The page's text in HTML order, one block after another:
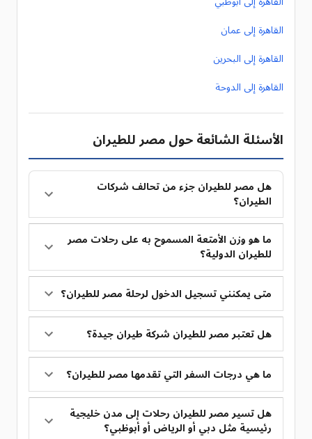
القاهرة إلى عمان
القاهرة إلى البحرين
القاهرة إلى الدوحة
الأسئلة الشائعة حول مصر للطيران
هل مصر للطيران جزء من تحالف شركات
الطيران؟
ما هو وزن الأمتعة المسموح به على رحلات مصر
للطيران الدولية؟
متى يمكنني تسجيل الدخول لرحلة مصر للطيران؟
هل تعتبر مصر للطيران شركة طيران جيدة؟
ما هي درجات السفر التي تقدمها مصر للطيران؟
هل تسير مصر للطيران رحلات إلى مدن خليجية
رئيسية مثل دبي أو الرياض أو أبوظبي؟